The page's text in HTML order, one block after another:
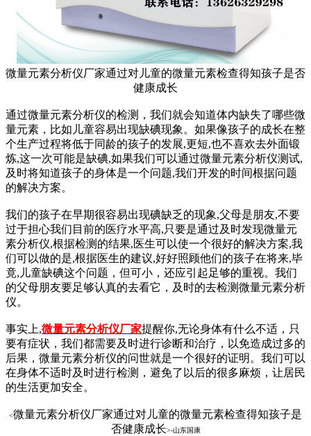
微量元素分析仪厂家通过对儿童的微量元素检查得知孩子是否
健康成长
通过微量元素分析仪的检测，我们就会知道体内缺失了哪些微
量元素，比如儿童容易出现缺碘现象。如果像孩子的成长在整
个生产过程将低于同龄的孩子的发展,更短,也不喜欢去外面锻
炼,这一次可能是缺碘,如果我们可以通过微量元素分析仪测试,
及时将知道孩子的身体是一个问题,我们开发的时间根据问题
的解决方案。
我们的孩子在早期很容易出现碘缺乏的现象,父母是朋友,不要
过于担心我们目前的医疗水平高,只要是通过及时发现微量元
素分析仪,根据检测的结果,医生可以使一个很好的解决方案,我
们可以做的是,根据医生的建议,好好照顾他们的孩子在将来,毕
竟,儿童缺碘这个问题，但可小，还应引起足够的重视。我们
的父母朋友要足够认真的去看它，及时的去检测微量元素分析
仪。
事实上,微量元素分析仪厂家提醒你,无论身体有什么不适，只
要有症状，我们都需要及时进行诊断和治疗，以免造成过多的
后果，微量元素分析仪的问世就是一个很好的证明。我们可以
在身体不适时及时进行检测，避免了以后的很多麻烦，让居民
的生活更加安全。
<微量元素分析仪厂家通过对儿童的微量元素检查得知孩子是
否健康成长>-山东国康